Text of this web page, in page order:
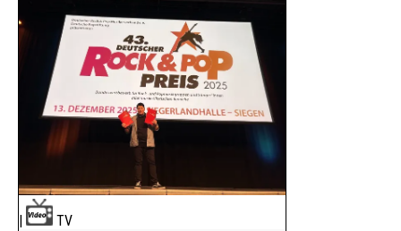
Mit "Amore Caliente" zünden DJ Sally B.
& Selmi Gee die nächste Party- und
Malle-Hymne aus dem Hause Good And
Bad Records.
Vom ersten "Jaaaa Malleee, seid ihr
bereit?!" an ist klar, wohin die Reise
TV